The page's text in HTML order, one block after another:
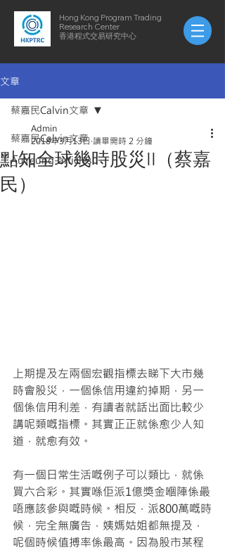
Hong Kong Program Trading
Research Center
​​香港程式交易研究中心
文章
蔡嘉民Calvin文章
AuYeung-articles
蔡嘉民Calvin文章
點知全球幾時股災II（蔡嘉
民）
Admin
2018年3月13日 讀畢需時 2 分鐘
上期提及左兩個宏觀指標去睇下大市幾
時會股災，一個係信用違約掉期，另一
個係信用利差，有讀者就話出面比較少
講呢類嘅指標。其實正正就係愈少人知
道，就愈有效。
有一個日常生活嘅例子可以類比，就係
買六合彩。其實喺佢派1億獎金嗰陣係最
唔應該參與嘅時候。相反，派800萬嘅時
候，完全無廣告，姨媽姑姐都無提及，
呢個時候值搏率係最高。因為股市某程